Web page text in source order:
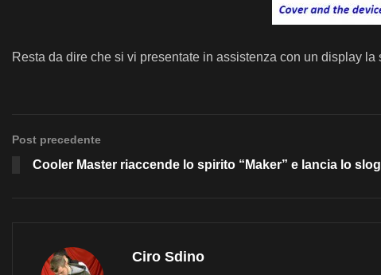
Resta da dire che si vi presentate in assistenza con un display la
Post precedente
Cooler Master riaccende lo spirito “Maker” e lancia lo
Ciro Sdino